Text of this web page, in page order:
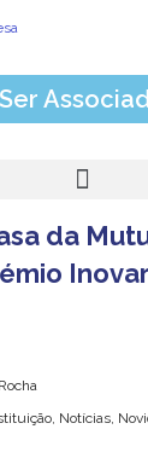
Ser
da
Notícias,